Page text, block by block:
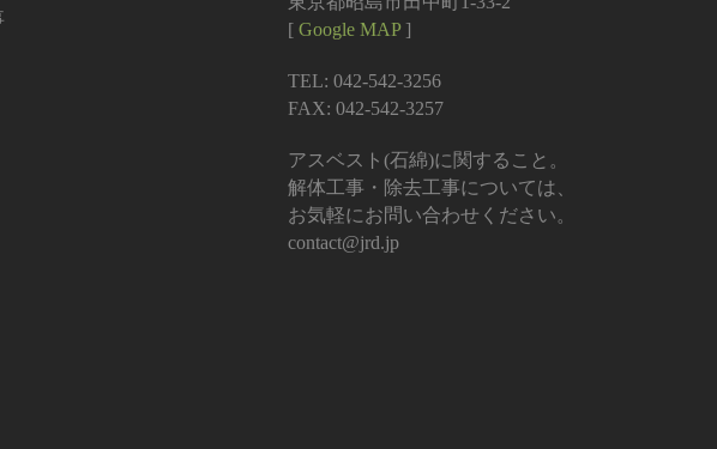
[Google MAP]
TEL: 042-542-3256
FAX: 042-542-3257
アスベスト(石綿)に関すること。
解体工事・除去工事については、
お気軽にお問い合わせください。
contact@jrd.jp